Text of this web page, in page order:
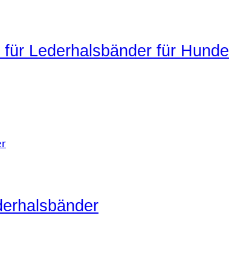
Lederhalsbänder für Hunde